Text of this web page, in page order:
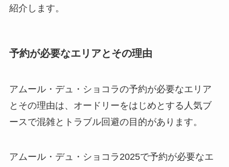
紹介します。
予約が必要なエリアとその理由
アムール・デュ・ショコラの予約が必要なエリア
とその理由は、オードリーをはじめとする人気ブ
ースで混雑とトラブル回避の目的があります。
アムール・デュ・ショコラ2025で予約が必要なエ